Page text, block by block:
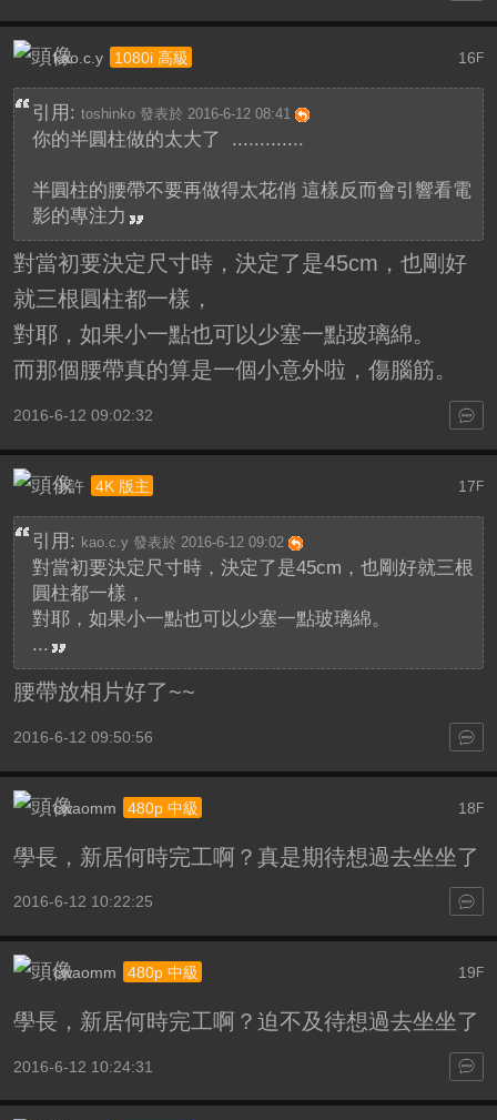
16F
kao.c.y 1080i 高級
引用: toshinko 發表於 2016-6-12 08:41
你的半圓柱做的太大了 .............
半圓柱的腰帶不要再做得太花俏 這樣反而會引響看電
影的專注力
對當初要決定尺寸時，決定了是45cm，也剛好
就三根圓柱都一樣，
對耶，如果小一點也可以少塞一點玻璃綿。
而那個腰帶真的算是一個小意外啦，傷腦筋。
2016-6-12 09:02:32
17F
小許 4K 版主
引用: kao.c.y 發表於 2016-6-12 09:02
對當初要決定尺寸時，決定了是45cm，也剛好就三根
圓柱都一樣，
對耶，如果小一點也可以少塞一點玻璃綿。
...
腰帶放相片好了~~
2016-6-12 09:50:56
18F
cwaomm 480p 中級
學長，新居何時完工啊？真是期待想過去坐坐了
2016-6-12 10:22:25
19 F
cwaomm 480p 中級
學長，新居何時完工啊？迫不及待想過去坐坐了
2016-6-12 10:24:31